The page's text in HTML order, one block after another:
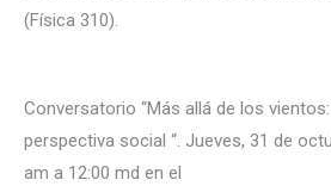
(Física 310).
Conversatorio “Más allá de los
perspectiva social “. Jueves, 31 de
am a 12:00 md en el